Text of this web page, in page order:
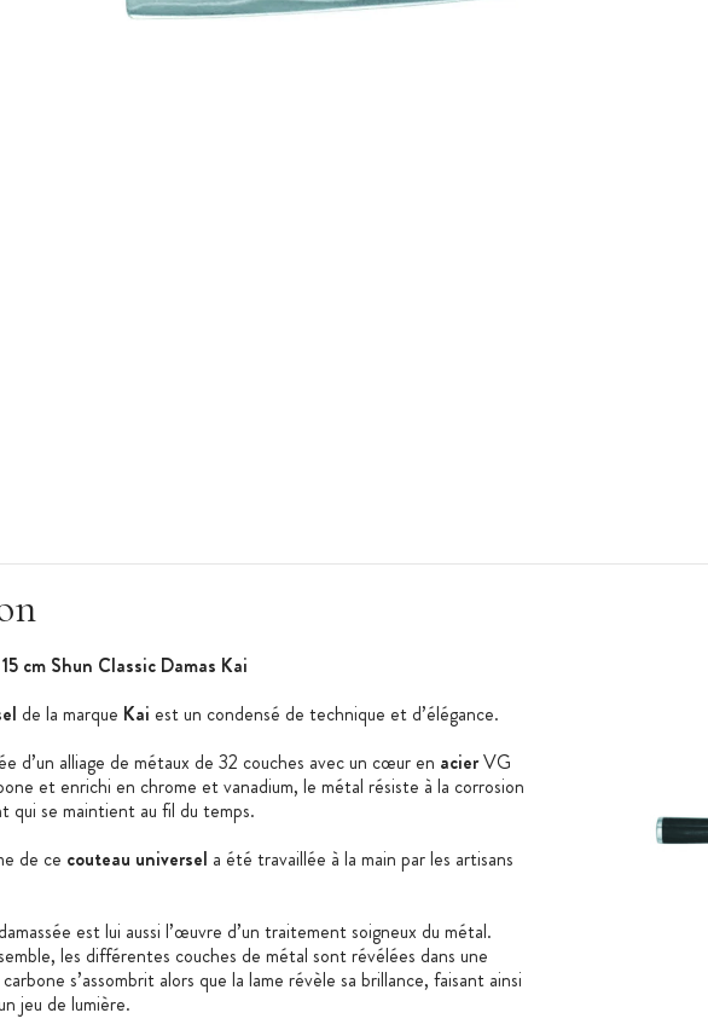
cm Shun Classic Damas Kai
de la marque Kai est un condensé de technique et d’élégance.
d’un alliage de métaux de 32 couches avec un cœur en acierVG
et enrichi en chrome et vanadium, le métal résiste à la corrosion
qui se maintient au fil du temps.
de ce couteau universel a été travaillée à la main par les artisans
est lui aussi l’œuvre d’un traitement soigneux du métal.
les différentes couches de métal sont révélées dans une
s’assombrit alors que la lame révèle sa brillance, faisant ainsi
jeu de lumière.